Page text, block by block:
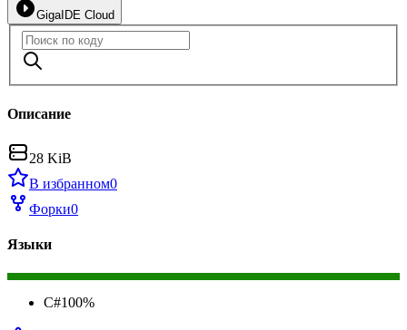
GigaIDE Cloud
Описание
28 KiB
В избранном0
Форки0
Языки
C#100%